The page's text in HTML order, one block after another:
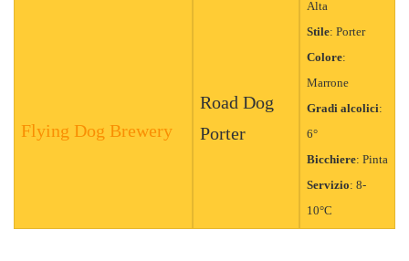
Flying Dog Brewery
Road Dog
Porter
Alta
Stile: Porter
Colore:
Marrone
Gradi alcolici:
6°
Bicchiere: Pinta
Servizio: 8-
10°C